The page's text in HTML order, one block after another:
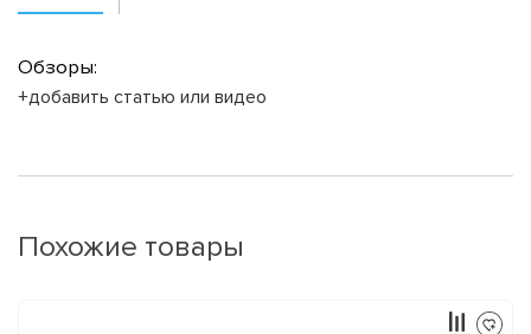
Обзоры:
+добавить статью или видео
Похожие товары